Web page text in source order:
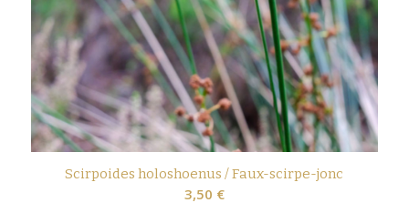
Scirpoides holoshoenus / Faux-scirpe-jonc
3,50 €